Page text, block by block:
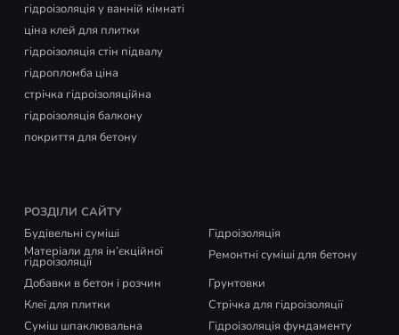
гідроізоляція у ванній кімнаті
ціна клей для плитки
гідроізоляція стін підвалу
гідропломба ціна
стрічка гідроізоляційна
гідроізоляція балкону
покриття для бетону
РОЗДІЛИ САЙТУ
Будівельні суміші
Гідроізоляція
Матеріали для ін’єкційної
гідроізоляції
Ремонтні суміші для бетону
Добавки в бетон і розчин
Грунтовки
Клеї для плитки
Стрічка для гідроізоляції
Суміш шпаклювальна
Гідроізоляція фундаменту